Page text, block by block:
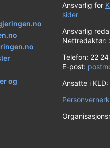
og
Ansvarlig for
sider
Ansvarlig
Nettredaktør:
Telefon: 22
E-post:
Ansatte i KLD: